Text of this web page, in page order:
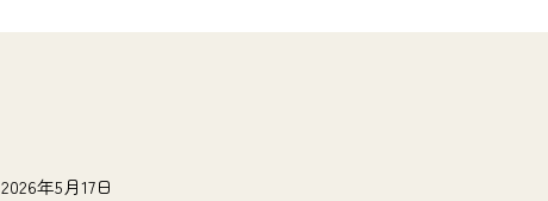
2026年5月17日